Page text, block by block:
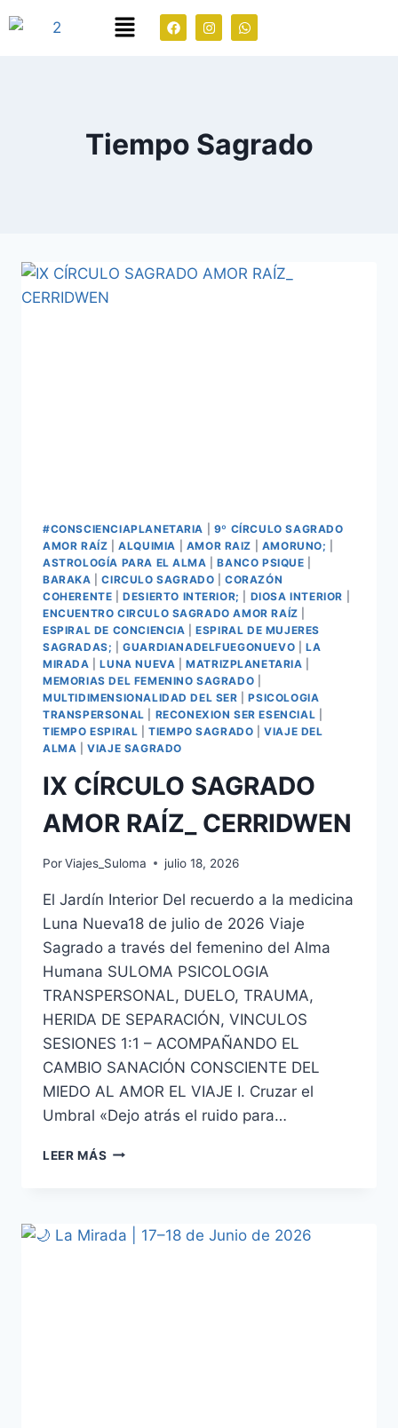
Tiempo Sagrado
#CONSCIENCIAPLANETARIA
9º CÍRCULO SAGRADO
AMOR RAÍZ |ALQUIMIA AMOR RAIZ AMORUNO;
ASTROLOGÍA PARA EL ALMA |BANCO PSIQUE
BARAKA |CIRCULO SAGRADO |CORAZÓN
COHERENTE |DESIERTO INTERIOR; DIOSA INTERIOR
ENCUENTRO CIRCULO SAGRADO AMOR RAÍZ
ESPIRAL DE CONCIENCIA |ESPIRAL DE MUJERES
SAGRADAS; |GUARDIANADELFUEGONUEVO |LA
MIRADA |LUNA NUEVA |MATRIZPLANETARIA
MEMORIAS DEL FEMENINO SAGRADO
MULTIDIMENSIONALIDAD DEL SER |PSICOLOGIA
TRANSPERSONAL
RECONEXION SER ESENCIAL
TIEMPO ESPIRAL |TIEMPO SAGRADO |VIAJE DEL
ALMA |VIAJE SAGRADO
IX CÍRCULO SAGRADO
AMOR RAÍZ_ CERRIDWEN
PorViajes_Suloma julio 18, 2026
El Jardín Interior Del recuerdo a la medicina
Luna Nueva18 de julio de 2026 Viaje
Sagrado a través del femenino del Alma
Humana SULOMA PSICOLOGIA
TRANSPERSONAL, DUELO, TRAUMA,
HERIDA DE SEPARACIÓN, VINCULOS
SESIONES 1:1 – ACOMPAÑANDO EL
CAMBIO SANACIÓN CONSCIENTE DEL
MIEDO AL AMOR EL VIAJE I. Cruzar el
Umbral «Dejo atrás el ruido para…
LEER MÁS